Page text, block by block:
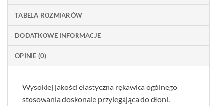
TABELA ROZMIARÓW
DODATKOWE INFORMACJE
OPINIE (0)
Wysokiej jakości elastyczna rękawica ogólnego
stosowania doskonale przylegająca do dłoni.